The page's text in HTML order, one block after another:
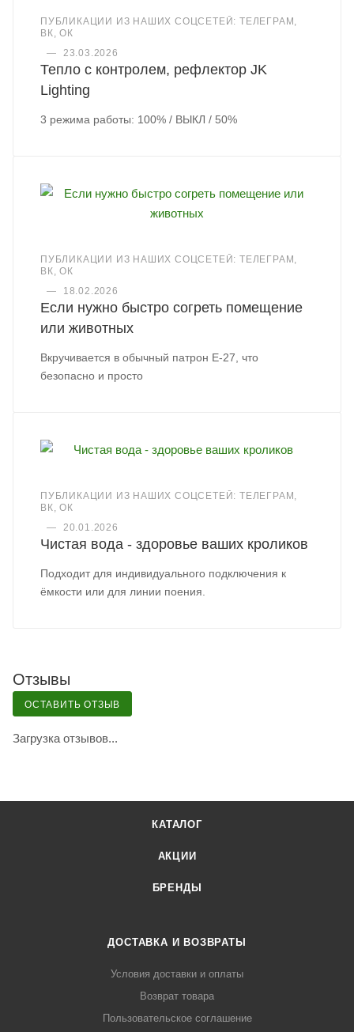
ПУБЛИКАЦИИ ИЗ НАШИХ СОЦСЕТЕЙ: ТЕЛЕГРАМ,
ВК, ОК
—
23.03.2026
Тепло с контролем, рефлектор JK
Lighting
3 режима работы: 100% / ВЫКЛ / 50%
ПУБЛИКАЦИИ ИЗ НАШИХ СОЦСЕТЕЙ: ТЕЛЕГРАМ,
ВК, ОК
—
18.02.2026
Если нужно быстро согреть помещение
или животных
Вкручивается в обычный патрон Е-27, что
безопасно и просто
ПУБЛИКАЦИИ ИЗ НАШИХ СОЦСЕТЕЙ: ТЕЛЕГРАМ,
ВК, ОК
—
20.01.2026
Чистая вода - здоровье ваших кроликов
Подходит для индивидуального подключения к
ёмкости или для линии поения.
Отзывы
ОСТАВИТЬ ОТЗЫВ
Загрузка отзывов...
КАТАЛОГ
АКЦИИ
БРЕНДЫ
ДОСТАВКА И ВОЗВРАТЫ
Условия доставки и оплаты
Возврат товара
Пользовательское соглашение